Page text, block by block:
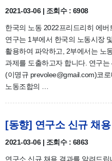
2021-03-06 | 조회수 : 6908
한국의 노동 2022프리드리히 에
연구는 1부에서 한국의 노동시장
활용하여 파악하고, 2부에서는 노
과제를 도출하고자 합니다. 연구
(이명규 prevolee@gmail.com)코
노동조합의 …
[동향] 연구소 신규 채
2021-03-06 | 조회수 : 6863
연구소 신규 채용 결과를 알려드